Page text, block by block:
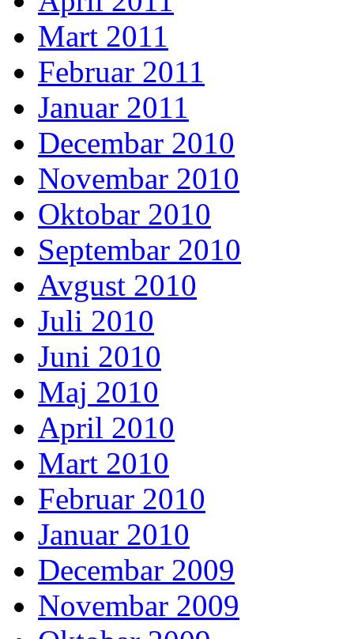
Mart 2011
Februar 2011
Januar 2011
Decembar 2010
Novembar 2010
Oktobar 2010
Septembar 2010
Avgust 2010
Juli 2010
Juni 2010
Maj 2010
April 2010
Mart 2010
Februar 2010
Januar 2010
Decembar 2009
Novembar 2009